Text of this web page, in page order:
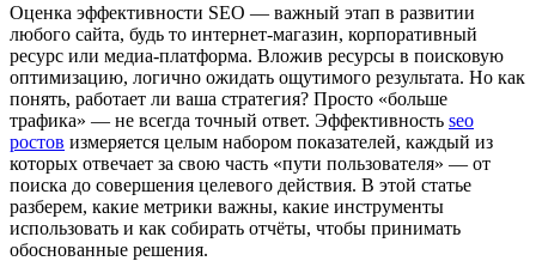
Оценка эффективности SEO — важный этап в развитии
любого сайта, будь то интернет-магазин, корпоративный
ресурс или медиа-платформа. Вложив ресурсы в поисковую
оптимизацию, логично ожидать ощутимого результата. Но как
понять, работает ли ваша стратегия? Просто «больше
трафика» — не всегда точный ответ. Эффективность seo
ростов измеряется целым набором показателей, каждый из
которых отвечает за свою часть «пути пользователя» — от
поиска до совершения целевого действия. В этой статье
разберем, какие метрики важны, какие инструменты
использовать и как собирать отчёты, чтобы принимать
обоснованные решения.